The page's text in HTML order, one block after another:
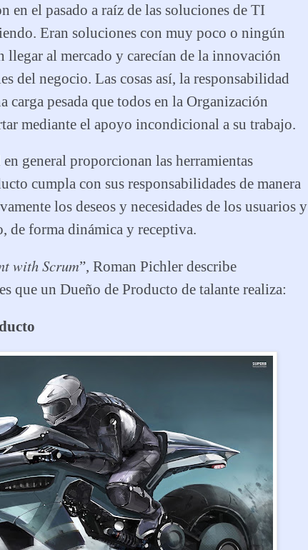
en el pasado a raíz de las soluciones de TI
Eran soluciones con muy poco o ningún
llegar al mercado y carecían de la innovación
del negocio. Las cosas así, la responsabilidad
carga pesada que todos en la Organización
mediante el apoyo incondicional a su trabajo.
general proporcionan las herramientas
cumpla con sus responsabilidades de manera
los deseos y necesidades de los usuarios y
de forma dinámica y receptiva.
with Scrum”, Roman Pichler describe
que un Dueño de Producto de talante realiza: